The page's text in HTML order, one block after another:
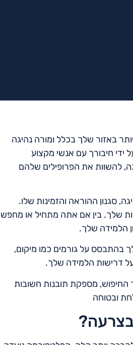
באזור שלך בכלל ומורה נהיגה
חיבורך עם אנשי מקצוע
להשוות את הפרופילים שלהם
סגנון ההוראה והזמינות שלו.
שלך. בין אם אתה מתחיל או מחפש
הלמידה שלך.
בהתבסס על גורמים כמו מיקום,
דרישות הלמידה שלך.
החיפוש, מספקת תובנות חשובות
ובטוחה